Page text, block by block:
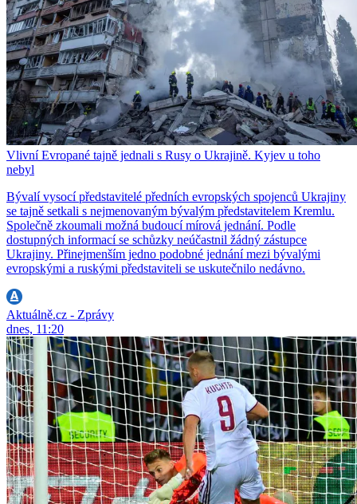
Vlivní Evropané tajně jednali s Rusy o Ukrajině. Kyjev u toho
nebyl
Bývalí vysocí představitelé předních evropských spojenců Ukrajiny
se tajně setkali s nejmenovaným bývalým představitelem Kremlu.
Společně zkoumali možná budoucí mírová jednání. Podle
dostupných informací se schůzky neúčastnil žádný zástupce
Ukrajiny. Přinejmenším jedno podobné jednání mezi bývalými
evropskými a ruskými představiteli se uskutečnilo nedávno.
Aktuálně.cz - Zprávy
dnes, 11:20